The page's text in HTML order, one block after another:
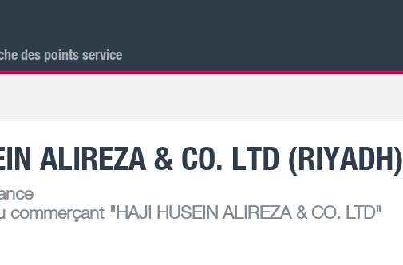
des points service
ALIREZA & CO. LTD (RIYADH)
commerçant "HAJI HUSEIN ALIREZA & CO. LTD"